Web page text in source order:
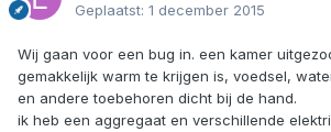
Geplaatst: 1 december 2015
Wij gaan voor een bug in. een kamer
gemakkelijk warm te krijgen is, voedsel,
en andere toebehoren dicht bij de hand.
ik heb een aggregaat en verschillende